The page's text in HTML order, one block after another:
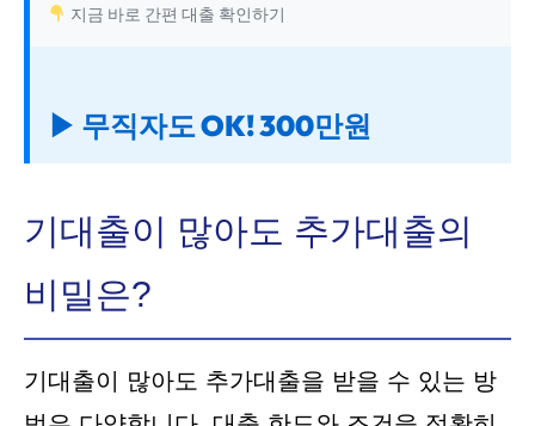
지금 바로 간편 대출 확인하기
▶ 무직자도 OK! 300만원
기대출이 많아도 추가대출의
비밀은?
기대출이 많아도 추가대출을 받을 수 있는 방